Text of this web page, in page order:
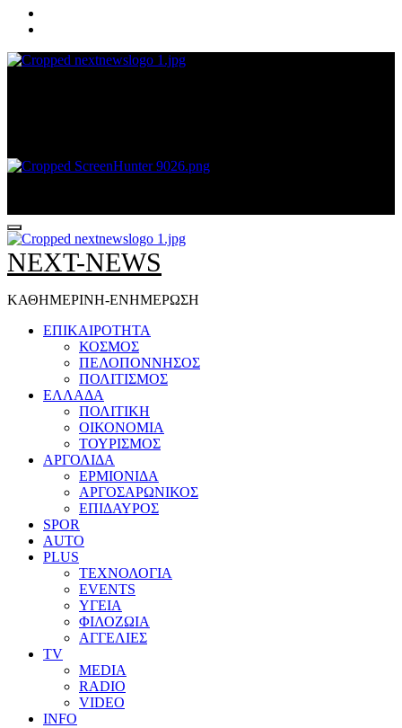
NEXT-NEWS
ΚΑΘΗΜΕΡΙΝΗ-ΕΝΗΜΕΡΩΣΗ
ΕΠΙΚΑΙΡΟΤΗΤΑ
ΚΟΣΜΟΣ
ΠΕΛΟΠΟΝΝΗΣΟΣ
ΠΟΛΙΤΙΣΜΟΣ
ΕΛΛΑΔΑ
ΠΟΛΙΤΙΚΗ
ΟΙΚΟΝΟΜΙΑ
ΤΟΥΡΙΣΜΟΣ
ΑΡΓΟΛΙΔΑ
ΕΡΜΙΟΝΙΔΑ
ΑΡΓΟΣΑΡΩΝΙΚΟΣ
ΕΠΙΔΑΥΡΟΣ
SPOR
AUTO
PLUS
ΤΕΧΝΟΛΟΓΙΑ
EVENTS
ΥΓΕΙΑ
ΦΙΛΟΖΩΙΑ
ΑΓΓΕΛΙΕΣ
ΤV
MEDIA
RADIO
VIDEO
INFO